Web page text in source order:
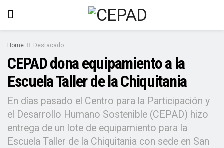
Home Destacado
CEPAD dona equipamiento a la
Escuela Taller de la Chiquitania
En días pasado el Centro para la Participación y
el Desarrollo Humano Sostenible (CEPAD) hizo
entrega de un lote de equipamiento para la
Escuela Taller de la Chiquitania con sede en San